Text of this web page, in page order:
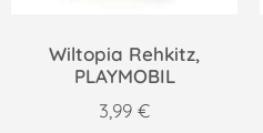
Wiltopia Rehkitz,
PLAYMOBIL
3,99 €